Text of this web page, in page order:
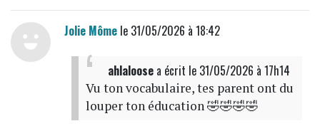
Jolie Mômele 31/05/2026 à 18:42
ahlaloosea écrit le 31/05/2026 à 17h14
Vu ton vocabulaire, tes parent ont du
louper ton éducation 🤣🤣🤣🤣